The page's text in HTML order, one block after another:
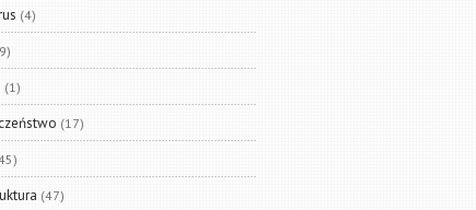
(4)
(1)
(17)
(47)